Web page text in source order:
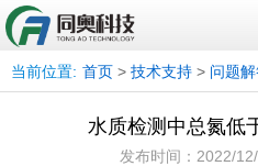
当前位置: 首页 > 技术支持 > 问题
水质检测中总氮低
发布时间：2022/